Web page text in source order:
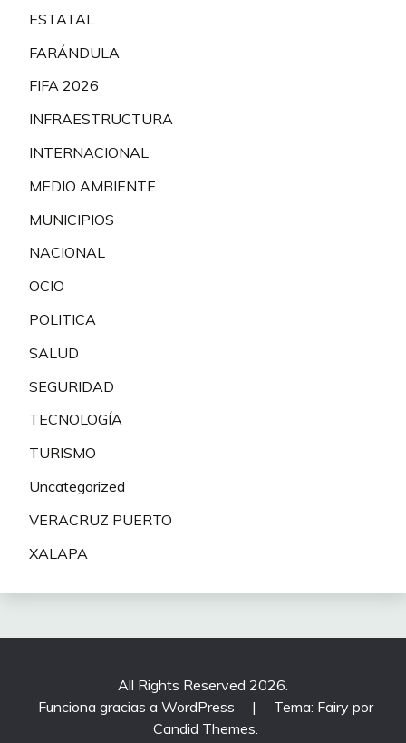
ESTATAL
FARÁNDULA
FIFA 2026
INFRAESTRUCTURA
INTERNACIONAL
MEDIO AMBIENTE
MUNICIPIOS
NACIONAL
OCIO
POLITICA
SALUD
SEGURIDAD
TECNOLOGÍA
TURISMO
Uncategorized
VERACRUZ PUERTO
XALAPA
All Rights Reserved 2026.
Funciona gracias a WordPress
|
Tema: Fairy por
Candid Themes